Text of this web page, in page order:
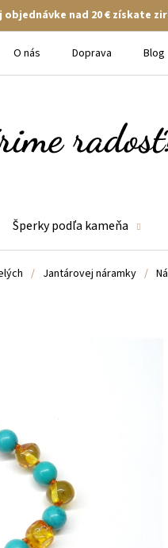
objednávke nad 20 € získate
O nás Doprava Blog
Šperky podľa kameňa
/ Jantárovej náramky /